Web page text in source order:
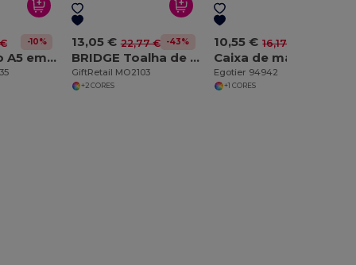
-10%
ARPU Bloco A5 em PU reciclado
13,05 € 22,77 € -43%
BRIDGE Toalha de mesa 280x210cm
GiftRetail MO2103
+2 CORES
10,55 € 16,17 €
Caixa de madeira L
Egotier 94942
+1 CORES